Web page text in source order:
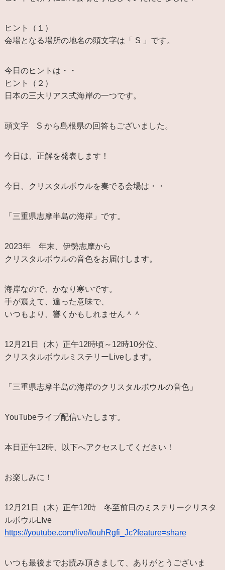
ヒント（１）
会場となる場所の地名の頭文字は「 S 」です。
今日のヒントは・・
ヒント（２）
日本の三大リアス式海岸の一つです。
頭文字 S から島根県の回答もございました。
今日は、正解を発表します！
今日、クリスタルボウルを奏でる会場は・・
「三重県志摩半島の海岸」です。
2023年 年末、伊勢志摩から
クリスタルボウルの音色をお届けします。
海岸なので、かなり寒いです。
手が震えて、違った意味で、
いつもより、響くかもしれません＾＾
12月21日（木）正午12時頃～12時10分位、
クリスタルボウルミステリーLiveします。
「三重県志摩半島の海岸のクリスタルボウルの音色」
YouTubeライブ配信いたします。
本日正午12時、以下へアクセスしてください！
お楽しみに！
12月21日（木）正午12時 冬至前日のミステリークリスタ
ルボウルLIve
https://youtube.com/live/IouhRgfi_Jc?feature=share
いつも最後までお読み頂きまして、ありがとうございま